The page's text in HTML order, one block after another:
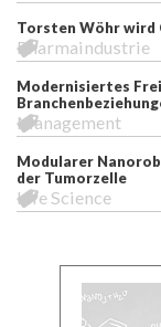
Torsten Wöhr wird
Pharmaindustrie
Modernisiertes
Management
Modularer
der Tumorzelle
Life Science